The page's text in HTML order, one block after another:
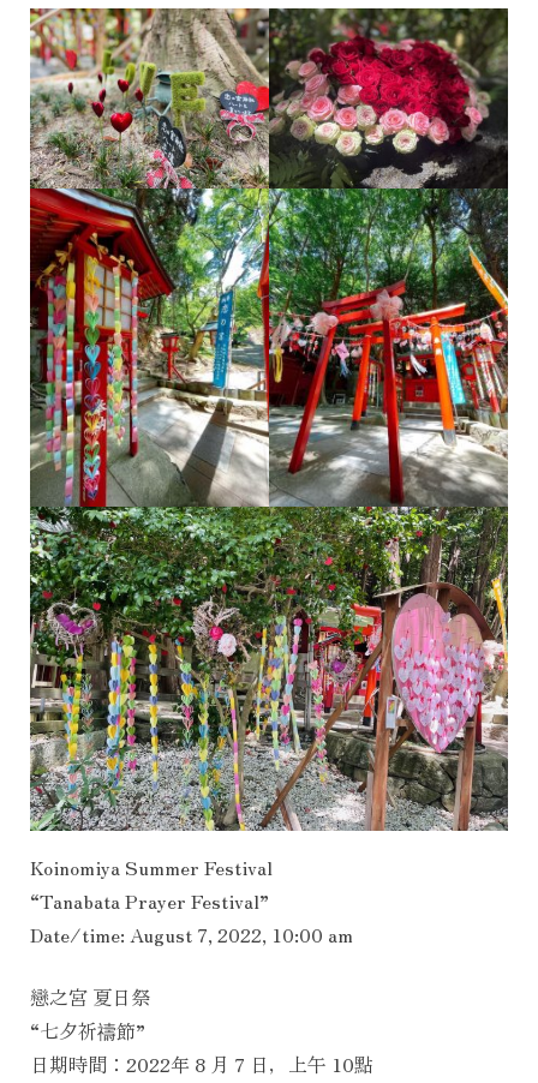
Koinomiya Summer Festival
“Tanabata Prayer Festival”
Date/time: August 7, 2022, 10:00 am
戀之宮 夏日祭
“七夕祈禱節”
日期時間：2022年 8 月 7 日，上午 10點